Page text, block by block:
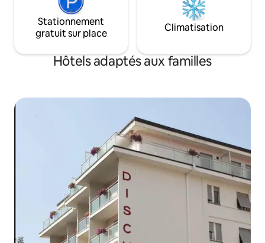
Stationnement
gratuit sur place
Climatisation
Hôtels adaptés aux familles